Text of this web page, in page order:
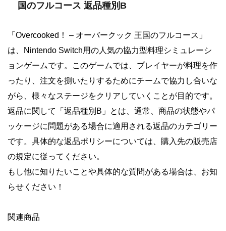
国のフルコース 返品種別B
「Overcooked！ – オーバークック 王国のフルコース」
は、Nintendo Switch用の人気の協力型料理シミュレーシ
ョンゲームです。このゲームでは、プレイヤーが料理を作
ったり、注文を捌いたりするためにチームで協力し合いな
がら、様々なステージをクリアしていくことが目的です。
返品に関して「返品種別B」とは、通常、商品の状態やパ
ッケージに問題がある場合に適用される返品のカテゴリー
です。具体的な返品ポリシーについては、購入先の販売店
の規定に従ってください。
もし他に知りたいことや具体的な質問がある場合は、お知
らせください！
関連商品